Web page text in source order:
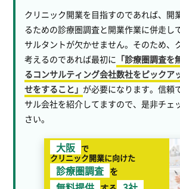
クリニック開業を目指すのであれば、開
るための診療圏調査と開業作業に併走し
サルタントが欠かせません。そのため、
考えるのであれば最初に 「診療圏調査
るコンサルティング会社数社をピックア
せをすること」 が必要になります。信頼
サル会社を紹介してますので、是非チェ
さい。
大阪 で
クリニック開業に向けた
診療圏調査 を